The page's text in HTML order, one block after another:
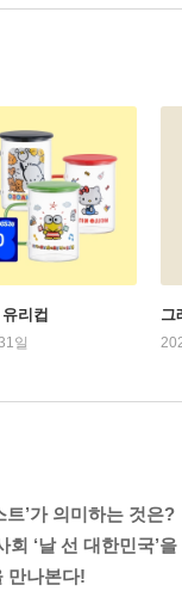
리컵
일
그
트’가 의미하는 것은?
회 ‘날 선 대한민국’
만나본다!